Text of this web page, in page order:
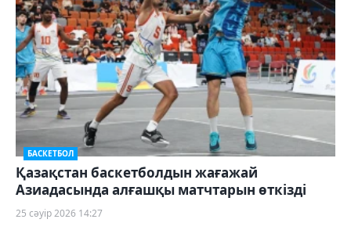
БАСКЕТБОЛ
Қазақстан баскетболдын жағажай
Азиадасында алғашқы матчтарын өткізді
25 сәуір 2026 14:27